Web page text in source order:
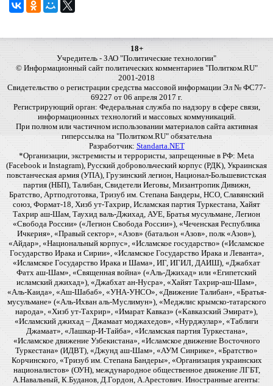
18+
Учредитель - ЗАО "Политические технологии"
© Информационный сайт политических комментариев "Политком.RU"
2001-2018
Свидетельство о регистрации средства массовой информации Эл № ФС77-
69227 от 06 апреля 2017 г.
Регистрирующий орган: Федеральная служба по надзору в сфере связи,
информационных технологий и массовых коммуникаций.
При полном или частичном использовании материалов сайта активная
гиперссылка на "Политком.RU" обязательна
Разработчик: Standarta.NET
*Организации, экстремисты и террористы, запрещенные в РФ: Meta
(Facebook и Instagram), Русский добровольческий корпус (РДК), Украинская
повстанческая армия (УПА), Грузинский легион, Национал-Большевистская
партия (НБП), Талибан, Свидетели Иеговы, Мизантропик Дивижн,
Братство, Артподготовка, Тризуб им. Степана Бандеры, НСО, Славянский
союз, Формат-18, Хизб ут-Тахрир, Исламская партия Туркестана, Хайят
Тахрир аш-Шам, Таухид валь-Джихад, АУЕ, Братья мусульмане, Легион
«Свобода России» («Легион Свобода России»), «Чеченская Республика
Ичкерия», «Правый сектор», «Азов» (батальон «Азов», полк «Азов»),
«Айдар», «Национальный корпус», «Исламское государство» («Исламское
Государство Ирака и Сирии», «Исламское Государство Ирака и Леванта»,
«Исламское Государство Ирака и Шама», ИГ, ИГИЛ, ДАИШ), «Джабхат
Фатх аш-Шам», «Священная война» («Аль-Джихад» или «Египетский
исламский джихад»), «Джабхат ан-Нусра», «Хайят Тахрир-аш-Шам»,
«Аль-Каида», «Аш-Шабаб», «УНА-УНСО», «Движение Талибан», «Братья-
мусульмане» («Аль-Ихван аль-Муслимун»), «Меджлис крымско-татарского
народа», «Хизб ут-Тахрир», «Имарат Кавказ» («Кавказский Эмират»),
«Исламский джихад – Джамаат моджахедов», «Нурджулар», «Таблиги
Джамаат», «Лашкар-И-Тайба», «Исламская партия Туркестана»,
«Исламское движение Узбекистана», «Исламское движение Восточного
Туркестана» (ИДВТ), «Джунд аш-Шам», «АУМ Синрике», «Братство»
Корчинского, «Тризуб им. Степана Бандеры», «Организация украинских
националистов» (ОУН), международное общественное движение ЛГБТ,
А.Навальный, К.Буданов, Д.Гордон, А.Арестович. Иностранные агенты: